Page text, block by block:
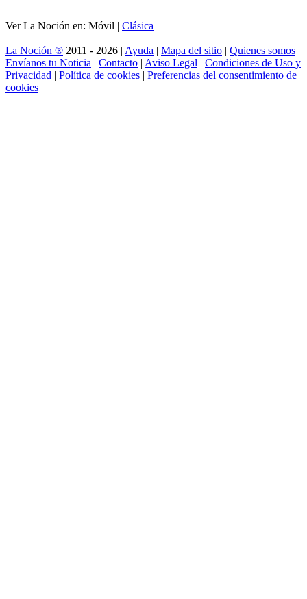
Ver La Noción en: Móvil | Clásica
La Noción ® 2011 - 2026 | Ayuda | Mapa del sitio | Quienes somos |
Envíanos tu Noticia | Contacto | Aviso Legal | Condiciones de Uso y
Privacidad | Política de cookies | Preferencias del consentimiento de
cookies